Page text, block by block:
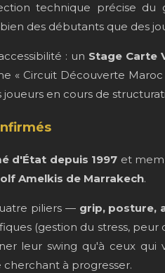
technique précise
des débutants que des
: un Stage Carte
« Circuit Découverte
en cours de
d'État depuis 1997 et
Amelkis de Marrakech.
piliers — grip, posture,
(gestion du stress, peur
leur swing qu'à ceux
cherchant à progresser.